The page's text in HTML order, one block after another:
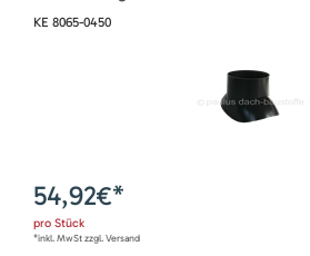
KE 8065-0450
54,92€*
pro Stück
*inkl. MwSt zzgl. Versand